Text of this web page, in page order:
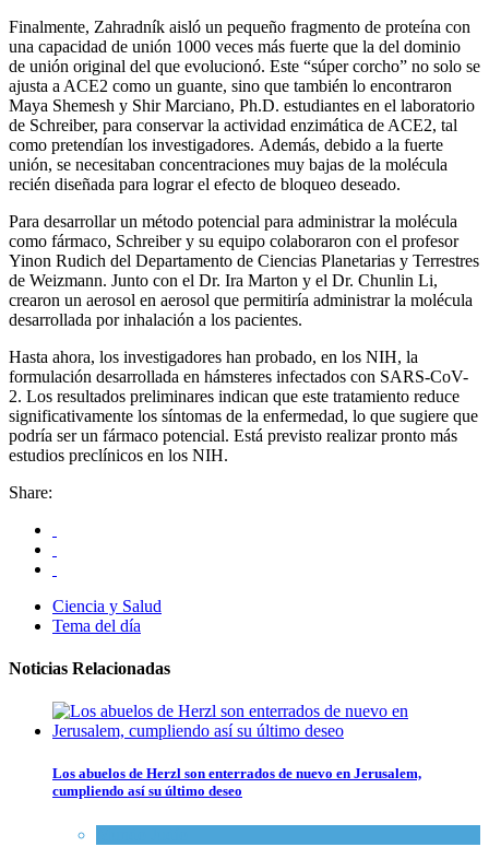
Finalmente, Zahradník aisló un pequeño fragmento de proteína con
una capacidad de unión 1000 veces más fuerte que la del dominio
de unión original del que evolucionó. Este “súper corcho” no solo se
ajusta a ACE2 como un guante, sino que también lo encontraron
Maya Shemesh y Shir Marciano, Ph.D. estudiantes en el laboratorio
de Schreiber, para conservar la actividad enzimática de ACE2, tal
como pretendían los investigadores. Además, debido a la fuerte
unión, se necesitaban concentraciones muy bajas de la molécula
recién diseñada para lograr el efecto de bloqueo deseado.
Para desarrollar un método potencial para administrar la molécula
como fármaco, Schreiber y su equipo colaboraron con el profesor
Yinon Rudich del Departamento de Ciencias Planetarias y Terrestres
de Weizmann. Junto con el Dr. Ira Marton y el Dr. Chunlin Li,
crearon un aerosol en aerosol que permitiría administrar la molécula
desarrollada por inhalación a los pacientes.
Hasta ahora, los investigadores han probado, en los NIH, la
formulación desarrollada en hámsteres infectados con SARS-CoV-
2. Los resultados preliminares indican que este tratamiento reduce
significativamente los síntomas de la enfermedad, lo que sugiere que
podría ser un fármaco potencial. Está previsto realizar pronto más
estudios preclínicos en los NIH.
Share:
Ciencia y Salud
Tema del día
Noticias Relacionadas
Los abuelos de Herzl son enterrados de nuevo en Jerusalem,
cumpliendo así su último deseo